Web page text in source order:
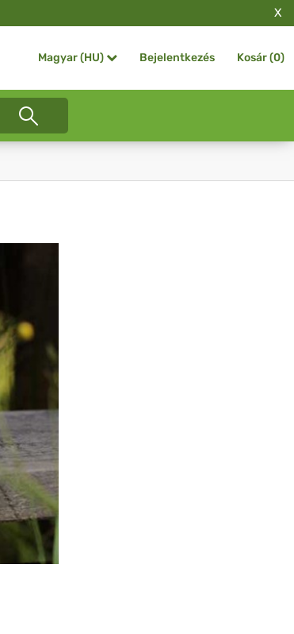
X
Magyar (HU) Bejelentkezés Kosár (0)